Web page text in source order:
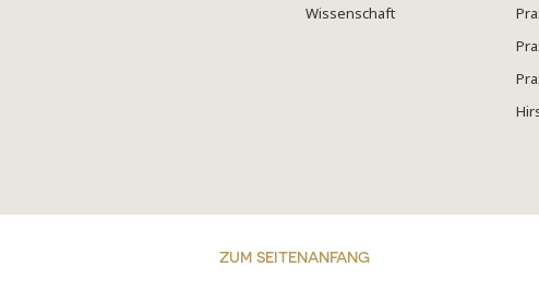
Wissenschaft
ZUM SEITENANFANG